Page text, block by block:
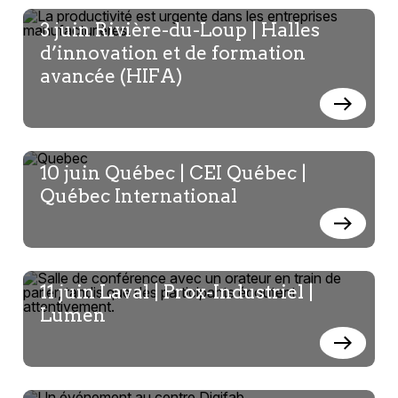
Frédérick Gagnon
Talan- Directeur Principal – Excellence
président, recherche
3 juin Rivière-du-Loup | Halles
d’innovation et de formation
avancée (HIFA)
10 juin Québec | CEI Québec |
Québec International
11 juin Laval | Prox-Industriel |
Lumen